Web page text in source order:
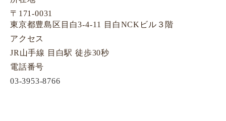
〒171-0031
東京都豊島区目白3-4-11 目白NCKビル３階
アクセス
JR山手線 目白駅 徒歩30秒
電話番号
03-3953-8766